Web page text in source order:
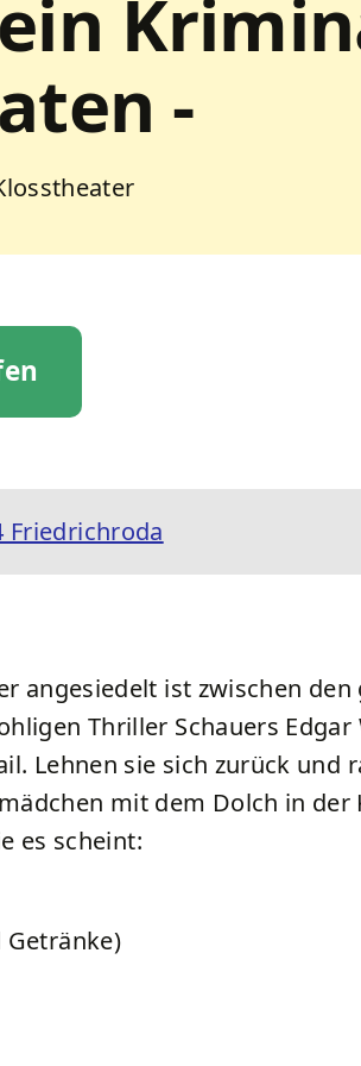
-
Friedrichroda
angesiedelt ist zwischen
Thriller Schauers
Lehnen sie sich zurück und
mit dem Dolch in der
es scheint:
Getränke)